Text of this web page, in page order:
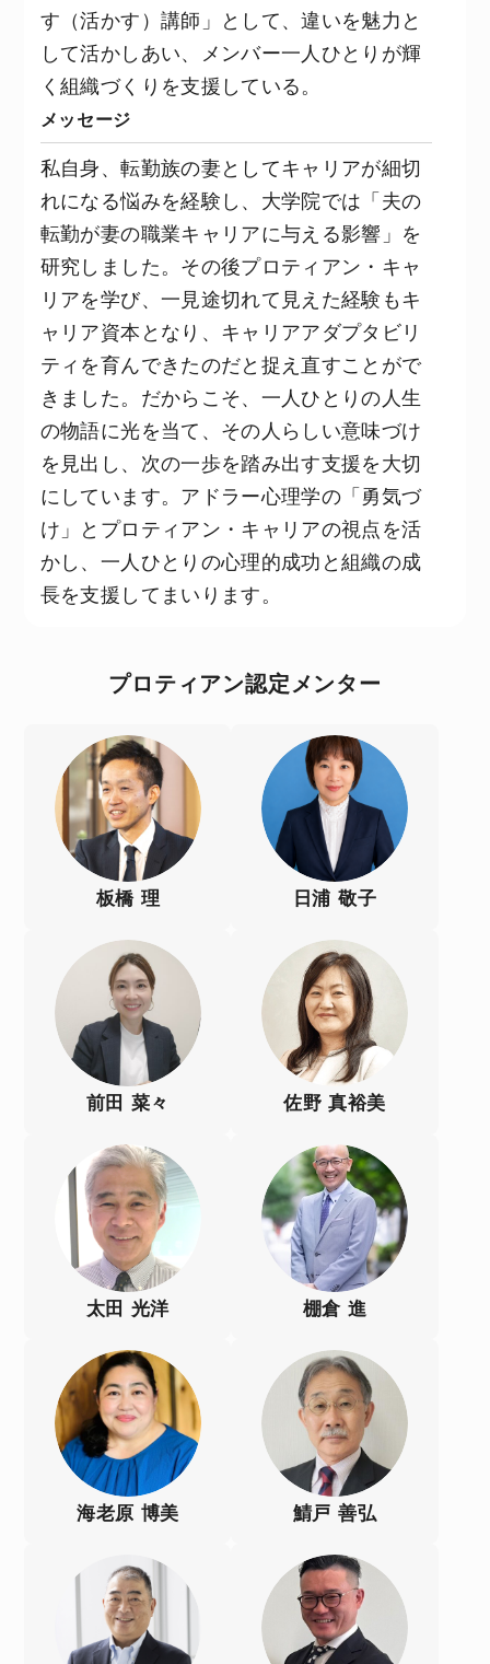
す（活かす）講師」として、違いを魅力と
して活かしあい、メンバー一人ひとりが輝
く組織づくりを支援している。
メッセージ
私自身、転勤族の妻としてキャリアが細切
れになる悩みを経験し、大学院では「夫の
転勤が妻の職業キャリアに与える影響」を
研究しました。その後プロティアン・キャ
リアを学び、一見途切れて見えた経験もキ
ャリア資本となり、キャリアアダプタビリ
ティを育んできたのだと捉え直すことがで
きました。だからこそ、一人ひとりの人生
の物語に光を当て、その人らしい意味づけ
を見出し、次の一歩を踏み出す支援を大切
にしています。アドラー心理学の「勇気づ
け」とプロティアン・キャリアの視点を活
かし、一人ひとりの心理的成功と組織の成
長を支援してまいります。
プロティアン認定メンター
板橋 理 日浦 敬子
前田 菜々 佐野 真裕美
太田 光洋 棚倉 進
海老原 博美 鯖戸 善弘